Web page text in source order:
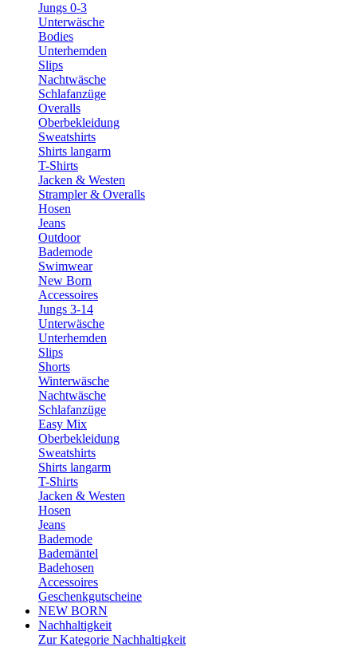
Jungs 0-3
Unterwäsche
Bodies
Unterhemden
Slips
Nachtwäsche
Schlafanzüge
Overalls
Oberbekleidung
Sweatshirts
Shirts langarm
T-Shirts
Jacken & Westen
Strampler & Overalls
Hosen
Jeans
Outdoor
Bademode
Swimwear
New Born
Accessoires
Jungs 3-14
Unterwäsche
Unterhemden
Slips
Shorts
Winterwäsche
Nachtwäsche
Schlafanzüge
Easy Mix
Oberbekleidung
Sweatshirts
Shirts langarm
T-Shirts
Jacken & Westen
Hosen
Jeans
Bademode
Bademäntel
Badehosen
Accessoires
Geschenkgutscheine
NEW BORN
Nachhaltigkeit
Zur Kategorie Nachhaltigkeit